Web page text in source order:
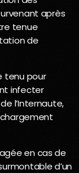
après
tenue
de
tenu pour
infecter
l’Internaute,
en cas de
d’un